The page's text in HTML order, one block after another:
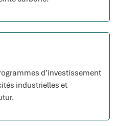
d’investissement
industrielles et